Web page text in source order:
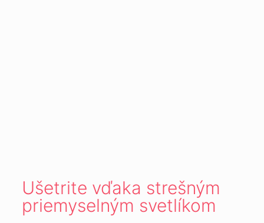
Ušetrite vďaka strešným
priemyselným svetlíkom